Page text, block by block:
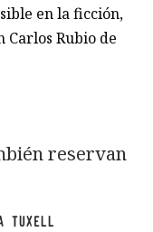
en la ficción,
Carlos Rubio de
reservan
TUXELL